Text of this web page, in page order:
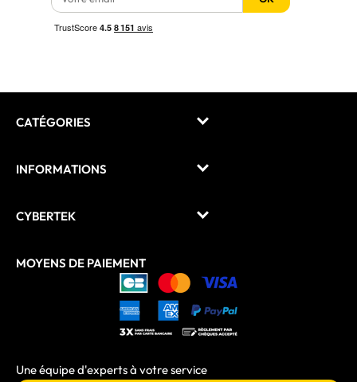
CATÉGORIES
INFORMATIONS
CYBERTEK
MOYENS DE PAIEMENT
Une équipe d'experts à votre service